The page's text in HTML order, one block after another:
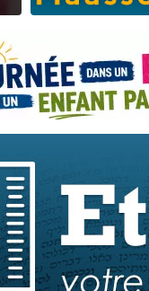
Il reste 49
4 personnes
3 personnes
Odaya vient de
13 personnes
30
Il reste 49
12 nouvelles